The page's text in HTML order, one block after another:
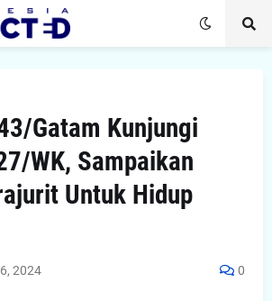
Gatam Kunjungi
WK, Sampaikan
Untuk Hidup
2024 0